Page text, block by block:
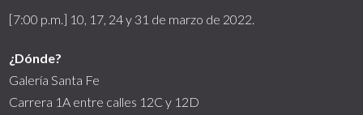
[7:00 p.m.] 10, 17, 24 y 31 de marzo de 2022.
¿Dónde?
Galería Santa Fe
Carrera 1A entre calles 12C y 12D